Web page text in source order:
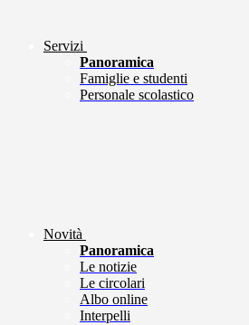
Servizi
Panoramica
Famiglie e studenti
Personale scolastico
Novità
Panoramica
Le notizie
Le circolari
Albo online
Interpelli